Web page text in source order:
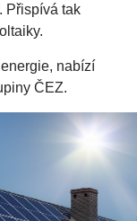
Přispívá tak
nabízí
ČEZ.